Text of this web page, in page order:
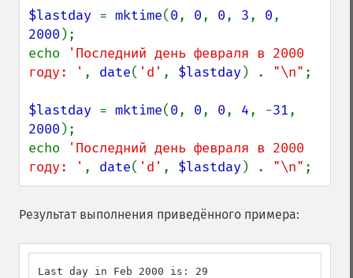
$lastday = mktime(0, 0, 0, 3, 0
2000 );
echo
'Последний день февраля в 2000
году: ' , date( 'd' , $lastday) . "\n" ;
$lastday = mktime(0, 0, 0, 4, -31
2000 );
echo
'Последний день февраля в 2000
году: ' , date( 'd' , $lastday) . "\n" ;
Результат выполнения приведённого примера:
Last day in Feb 2000 is: 29